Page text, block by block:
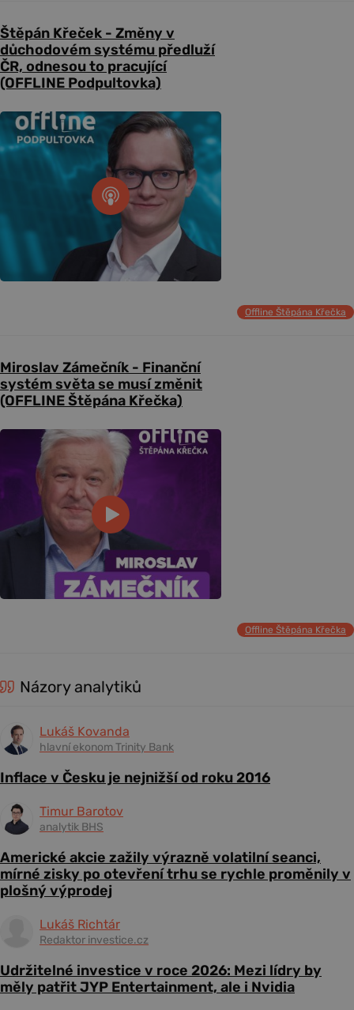
Štěpán Křeček - Změny v
důchodovém systému předluží
ČR, odnesou to pracující
(OFFLINE Podpultovka)
Offline Štěpána Křečka
Miroslav Zámečník - Finanční
systém světa se musí změnit
(OFFLINE Štěpána Křečka)
Offline Štěpána Křečka
Názory analytiků
Lukáš Kovanda
hlavní ekonom Trinity Bank
Inflace v Česku je nejnižší od roku 2016
Timur Barotov
analytik BHS
Americké akcie zažily výrazně volatilní seanci,
mírné zisky po otevření trhu se rychle proměnily v
plošný výprodej
Lukáš Richtár
Redaktor investice.cz
Udržitelné investice v roce 2026: Mezi lídry by
měly patřit JYP Entertainment, ale i Nvidia